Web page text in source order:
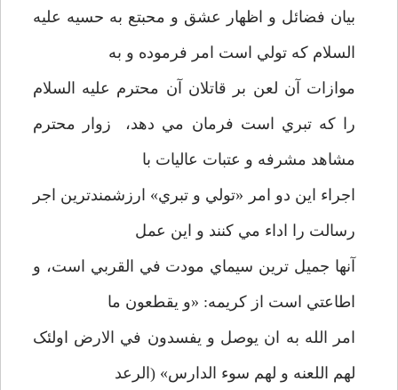
بيان فضائل و اظهار عشق و محبتع به حسيه عليه
السلام که تولي است امر فرموده و به
موازات آن لعن بر قاتلان آن محترم عليه السلام
را که تبري است فرمان مي دهد، زوار محترم
مشاهد مشرفه و عتبات عاليات با
اجراء اين دو امر «تولي و تبري» ارزشمندترين اجر
رسالت را اداء مي کنند و اين عمل
آنها جميل ترين سيماي مودت في القربي است، و
اطاعتي است از کريمه: «و يقطعون ما
امر الله به ان يوصل و يفسدون في الارض اولئک
لهم اللعنه و لهم سوء الدارس» (الرعد